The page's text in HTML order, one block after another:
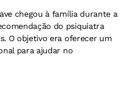
chegou à família durante a
do psiquiatra
O objetivo era oferecer um
para ajudar no